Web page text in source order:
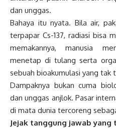
dan unggas.
Bahaya itu nyata. Bila air,
terpapar Cs-137, radiasi bisa
memakannya, manusia
menetap di tulang serta
sebuah bioakumulasi yang tak
Dampaknya bukan cuma
dan unggas anjlok. Pasar
di mata dunia tercoreng
Jejak tanggung jawab